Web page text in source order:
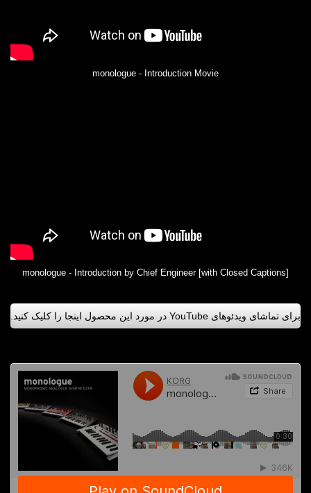
monologue - Introduction Movie
monologue - Introduction by Chief Engineer [with Closed Captions]
برای تماشای ویدئوهای ‏YouTube‏ در مورد این محصول اینجا را کلیک کنید.‏